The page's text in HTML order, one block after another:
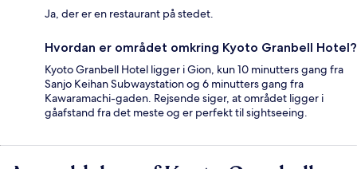
Ja, der er en restaurant på stedet.
Hvordan er området omkring Kyoto Granbell Hotel?
Kyoto Granbell Hotel ligger i Gion, kun 10 minutters gang fra
Sanjo Keihan Subwaystation og 6 minutters gang fra
Kawaramachi-gaden. Rejsende siger, at området ligger i
gåafstand fra det meste og er perfekt til sightseeing.